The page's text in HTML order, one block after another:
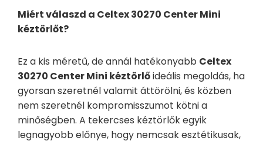
Miért válaszd a Celtex 30270 Center Mini
kéztörlőt?
Ez a kis méretű, de annál hatékonyabb Celtex
30270 Center Mini kéztörlőideális megoldás, ha
gyorsan szeretnél valamit áttörölni, és közben
nem szeretnél kompromisszumot kötni a
minőségben. A tekercses kéztörlők egyik
legnagyobb előnye, hogy nemcsak esztétikusak,